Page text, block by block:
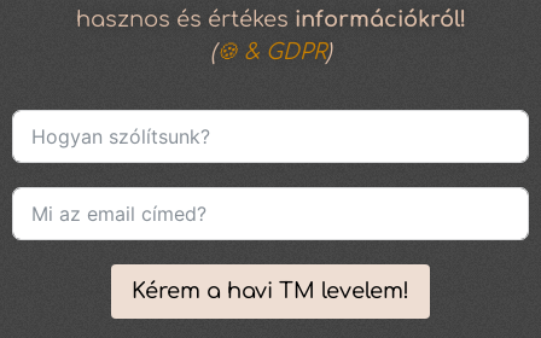
hasznos és értékes információkról!
(🍪 & GDPR)
Kérem a havi TM levelem!